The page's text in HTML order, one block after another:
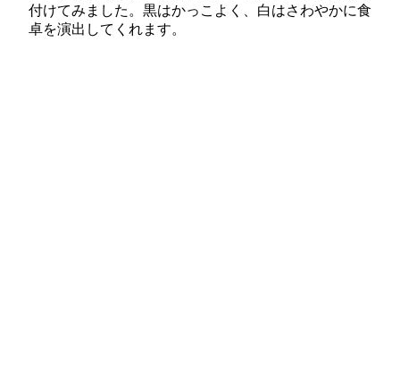
付けてみました。黒はかっこよく、白はさわやかに食
卓を演出してくれます。